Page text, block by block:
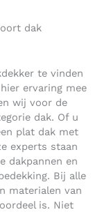
dak
te vinden
ervaring mee
wij voor de
dak. Of u
plat dak met
experts staan
dakpannen en
Bij alle
materialen van
is. Niet